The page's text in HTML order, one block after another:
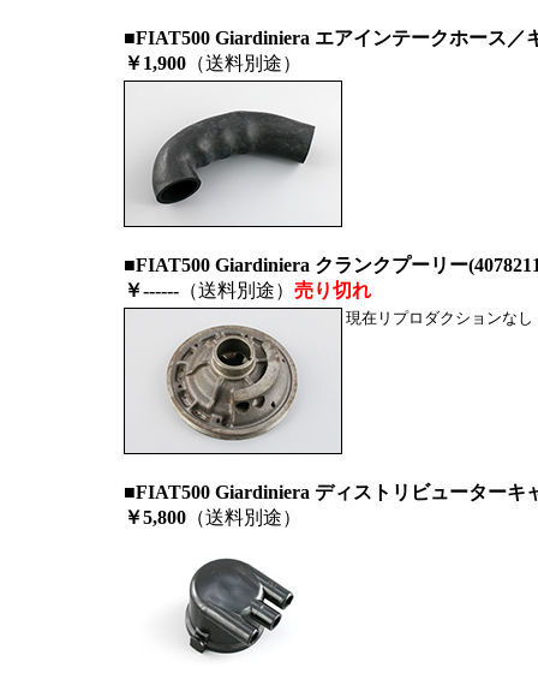
■FIAT500 Giardiniera エアインテークホース／
￥1,900（送料別途）
■FIAT500 Giardiniera クランクプーリー
￥------（送料別途） 売り切れ
現在リプロダクションなし
■FIAT500 Giardiniera ディストリビューターキ
￥5,800（送料別途）